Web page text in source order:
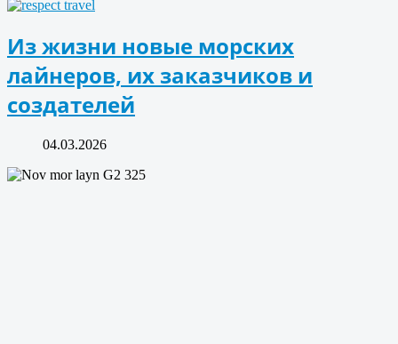
Из жизни новые морских
лайнеров, их заказчиков и
создателей
04.03.2026